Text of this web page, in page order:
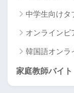
中学生向けタ
オンラインピ
韓国語オンラ
家庭教師バイト